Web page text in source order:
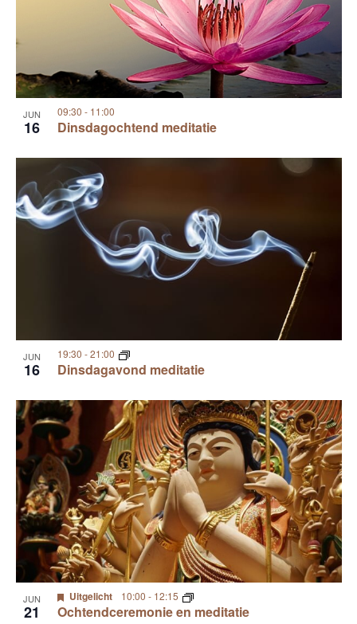
JUN
16 Dinsdagochtend meditatie
09:30 - 11:00
JUN
16 Dinsdagavond meditatie
19:30 -21:00
JUN
21 Ochtendceremonie en meditatie
Uitgelicht 10:00 - 12:15